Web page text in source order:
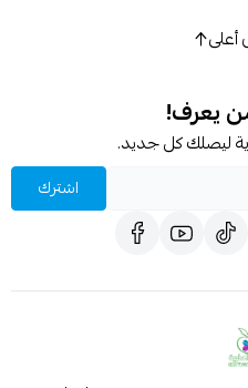
أعلى
يعرف!
ليصلك كل جديد.
اشترك